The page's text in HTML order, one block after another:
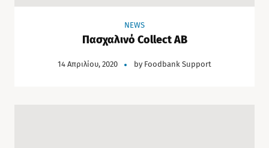
NEWS
Πασχαλινό Collect ΑΒ
14 Απριλίου, 2020 by Foodbank Support